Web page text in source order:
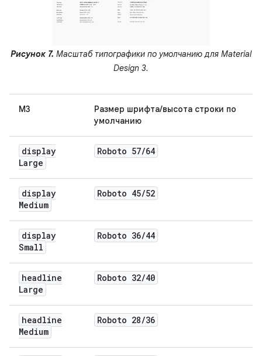
Рисунок 7. Масштаб типографики по умолчанию для Material
Design 3.
М3
Размер шрифта/высота строки по
умолчанию
display
Large
Roboto 57/64
display
Medium
Roboto 45/52
display
Small
Roboto 36/44
headline
Large
Roboto 32/40
headline
Medium
Roboto 28/36